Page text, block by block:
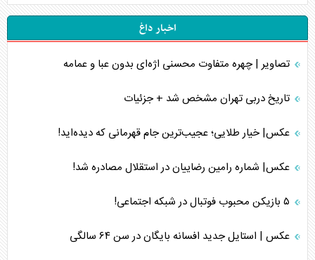
اخبار داغ
تصاویر | چهره متفاوت محسنی اژه‌ای بدون عبا و عمامه
تاریخ دربی تهران مشخص شد + جزئیات
عکس| خیار طلایی؛ عجیب‌ترین جام قهرمانی که دیده‌اید!
عکس| شماره رامین رضاییان در استقلال مصادره شد!
عکس | استایل جدید افسانه بایگان در سن ۶۴ سالگی